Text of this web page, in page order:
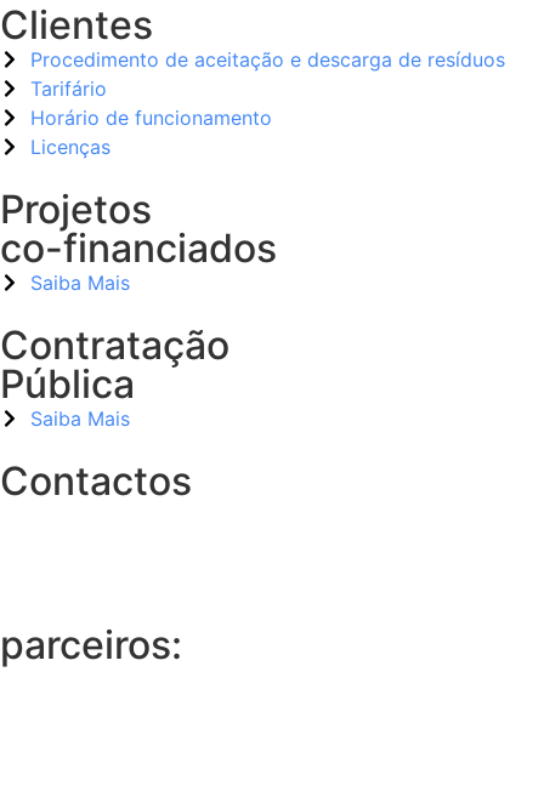
Clientes
Procedimento de aceitação e descarga de resíduos
Tarifário
Horário de funcionamento
Licenças
Projetos
co-financiados
Saiba Mais
Contratação
Pública
Saiba Mais
Contactos
parceiros: